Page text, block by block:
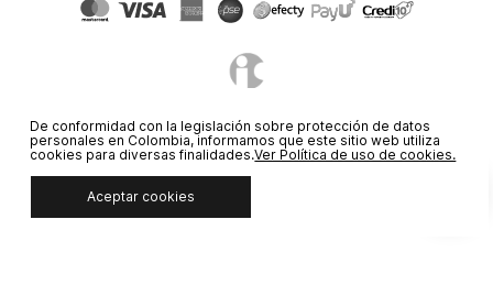
© COPYRIGHT 2020 STF GROUP S.A. TODOS LOS DERECHOS
De conformidad con la legislación sobre protección de datos
personales en Colombia, informamos que este sitio web utiliza
cookies para diversas finalidades.Ver Política de uso de cookies.
Aceptar cookies